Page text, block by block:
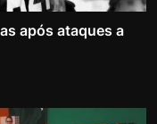
após ataques a